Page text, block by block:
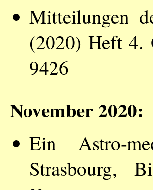
Mitteilungen
(2020) Heft 4.
9426
November 2020:
Ein Astro-
Strasbourg,